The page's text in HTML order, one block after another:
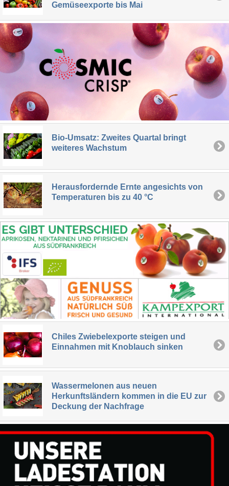
Gemüseexporte bis Mai
Bio-Umsatz: Zweites Quartal bringt
weiteres Wachstum
Herausfordernde Ernte angesichts von
Temperaturen bis zu 40 °C
Chiles Zwiebelexporte steigen und
Einnahmen mit Knoblauch sinken
Wassermelonen aus neuen
Herkunftsländern kommen in die EU zur
Deckung der Nachfrage